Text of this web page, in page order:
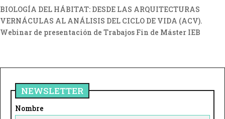
BIOLOGÍA DEL HÁBITAT: DESDE LAS ARQUITECTURAS
VERNÁCULAS AL ANÁLISIS DEL CICLO DE VIDA (ACV).
Webinar de presentación de Trabajos Fin de Máster IEB
NEWSLETTER
Nombre